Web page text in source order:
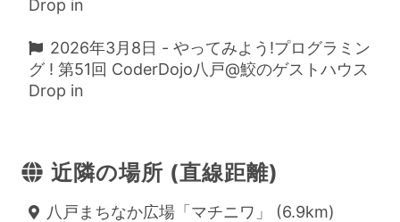
Drop in
2026年3月8日 - やってみよう!プログラミン
グ ! 第51回 CoderDojo八戸@鮫のゲストハウス
Drop in
近隣の場所 (直線距離)
八戸まちなか広場「マチニワ」 (6.9km)